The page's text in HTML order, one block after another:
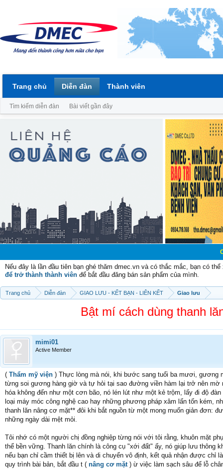
Chào
Nếu đây là lần đầu tiên bạn ghé thăm dmec.vn và có thắc mắc, bạn có
để trở thành thành viên để bắt đầu đăng bán sản phẩm của mình.
Trang chủ Diễn đàn GIAO LƯU - KẾT BẠN - LIÊN KẾT Giao lưu
Bật mí cách dùng thanh
mimi01
Active Member
( Thẩm mỹ viện ) Thực lòng mà nói, khi bước sang tuổi ba mươi, gương
từng soi gương hàng giờ và tự hỏi tại sao đường viền hàm lại trở nên
hóa không đến như một cơn bão, nó lén lút như một kẻ trộm, lấy đi độ
loại máy móc công nghệ cao hay những phương pháp xâm lấn tốn kém,
thanh lăn nâng cơ mặt** đôi khi bắt nguồn từ một mong muốn giản đơn:
những ngày dài mệt mỏi.
Tôi nhớ có một người chị đồng nghiệp từng nói với tôi rằng, khuôn mặt
thể bền vững. Thanh lăn chính là công cụ "xới đất" ấy, nó giúp lưu thông
nếu bạn chỉ cầm thiết bị lên và di chuyển vô định, kết quả nhận được
quy trình bài bản, bắt đầu t ( nâng cơ mặt) ừ việc làm sạch sâu để lỗ
Trang chủ Diễn đàn
Tìm kiếm diễn đàn Bài viết gần đây
Thành viên